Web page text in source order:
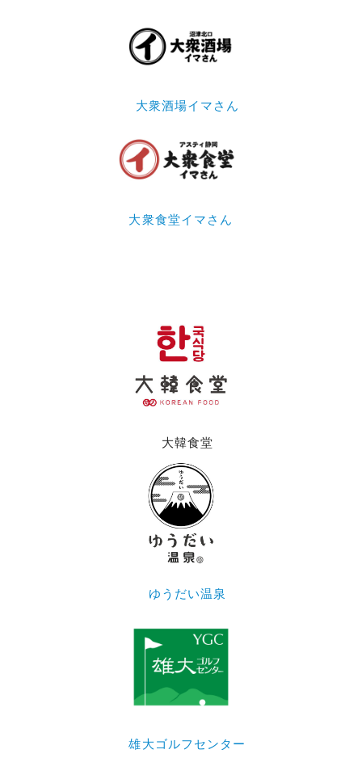
大衆酒場イマさん
大衆食堂イマさん
大韓食堂
ゆうだい温泉
雄大ゴルフセンター